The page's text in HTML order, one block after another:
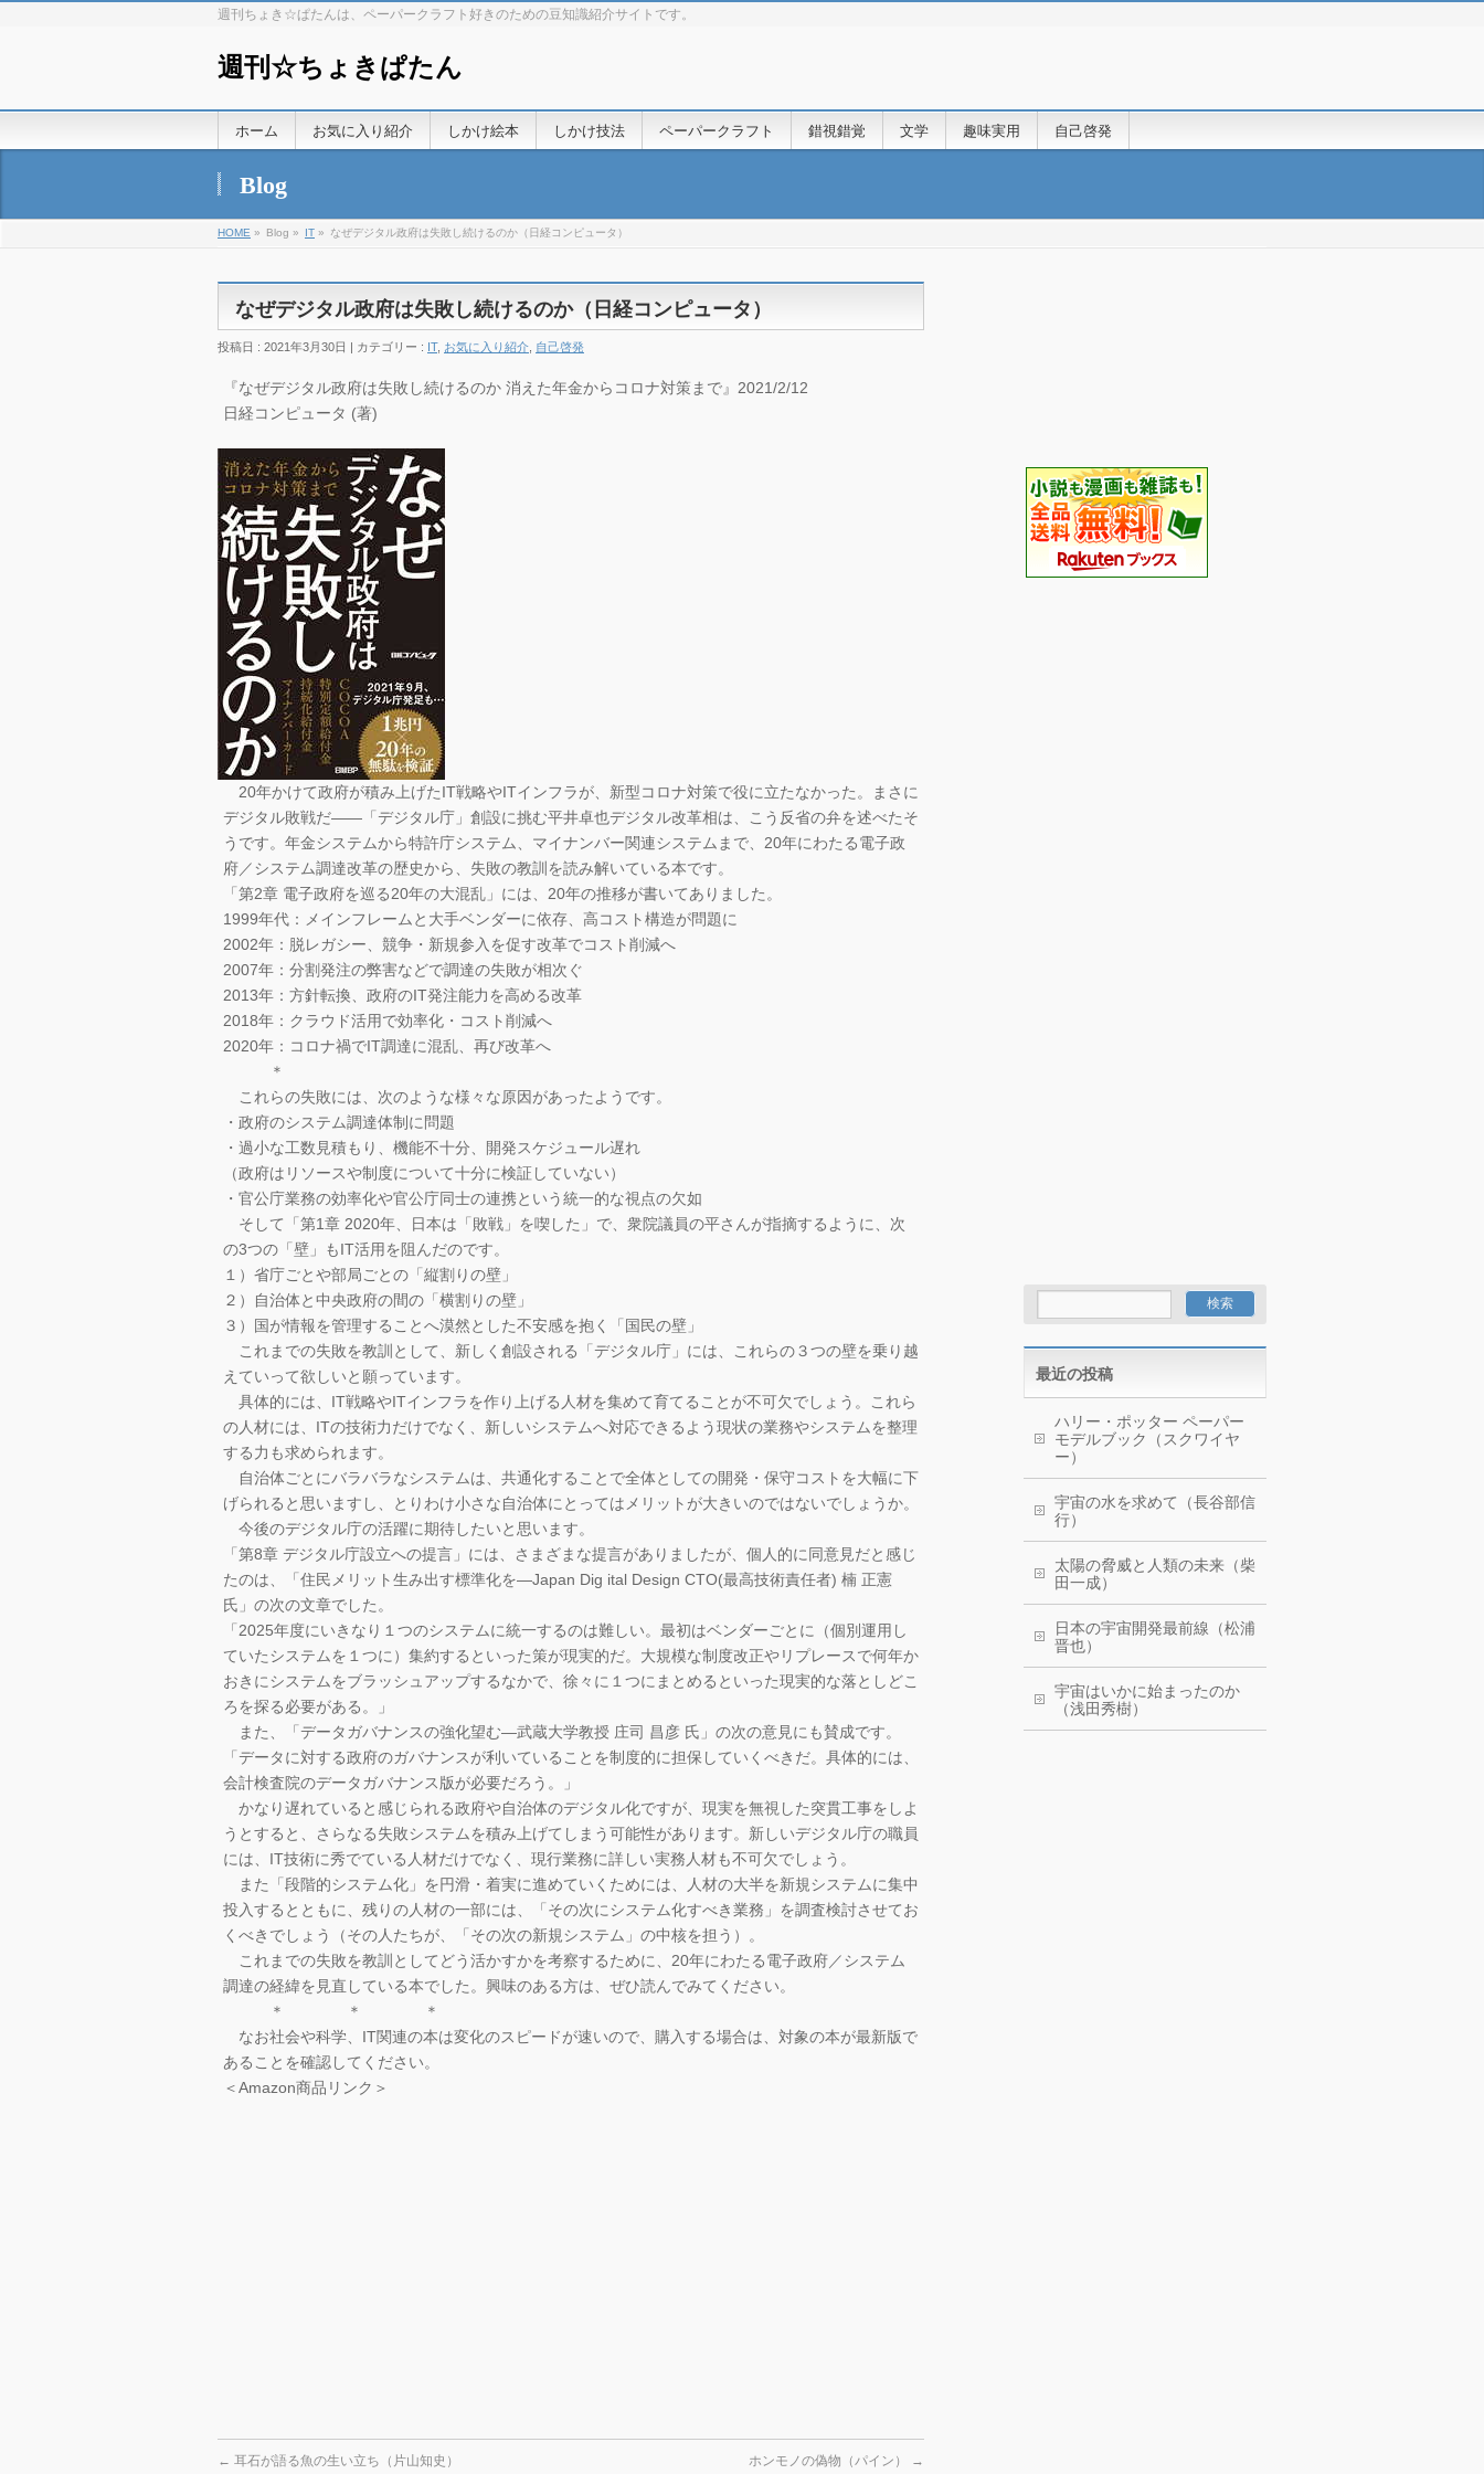
週刊ちょき☆ぱたんは、ペーパークラフト好きのための豆知識紹介サイトです。
週刊☆ちょきぱたん
ホーム お気に入り紹介 しかけ絵本 しかけ技法 ペーパークラフト 錯視錯覚 文学 趣味実用 自己啓発
Blog
HOME » Blog » IT » なぜデジタル政府は失敗し続けるのか（日経コンピュータ）
なぜデジタル政府は失敗し続けるのか（日経コンピュータ）
投稿日 : 2021年3月30日 | カテゴリー : IT, お気に入り紹介 自己啓発
『なぜデジタル政府は失敗し続けるのか 消えた年金からコロナ対策まで』2021/2/12
日経コンピュータ (著)
20年かけて政府が積み上げたIT戦略やITインフラが、新型コロナ対策で役に立たなかった。まさに
デジタル敗戦だ――「デジタル庁」創設に挑む平井卓也デジタル改革相は、こう反省の弁を述べたそ
うです。年金システムから特許庁システム、マイナンバー関連システムまで、20年にわたる電子政
府／システム調達改革の歴史から、失敗の教訓を読み解いている本です。
「第2章 電子政府を巡る20年の大混乱」には、20年の推移が書いてありました。
1999年代：メインフレームと大手ベンダーに依存、高コスト構造が問題に
2002年：脱レガシー、競争・新規参入を促す改革でコスト削減へ
2007年：分割発注の弊害などで調達の失敗が相次ぐ
2013年：方針転換、政府のIT発注能力を高める改革
2018年：クラウド活用で効率化・コスト削減へ
2020年：コロナ禍でIT調達に混乱、再び改革へ
＊
これらの失敗には、次のような様々な原因があったようです。
・政府のシステム調達体制に問題
・過小な工数見積もり、機能不十分、開発スケジュール遅れ
（政府はリソースや制度について十分に検証していない）
・官公庁業務の効率化や官公庁同士の連携という統一的な視点の欠如
そして「第1章 2020年、日本は「敗戦」を喫した」で、衆院議員の平さんが指摘するように、次
の3つの「壁」もIT活用を阻んだのです。
１）省庁ごとや部局ごとの「縦割りの壁」
２）自治体と中央政府の間の「横割りの壁」
３）国が情報を管理することへ漠然とした不安感を抱く「国民の壁」
これまでの失敗を教訓として、新しく創設される「デジタル庁」には、これらの３つの壁を乗り越
えていって欲しいと願っています。
具体的には、IT戦略やITインフラを作り上げる人材を集めて育てることが不可欠でしょう。これら
の人材には、ITの技術力だけでなく、新しいシステムへ対応できるよう現状の業務やシステムを整理
する力も求められます。
自治体ごとにバラバラなシステムは、共通化することで全体としての開発・保守コストを大幅に下
げられると思いますし、とりわけ小さな自治体にとってはメリットが大きいのではないでしょうか。
今後のデジタル庁の活躍に期待したいと思います。
「第8章 デジタル庁設立への提言」には、さまざまな提言がありましたが、個人的に同意見だと感じ
たのは、「住民メリット生み出す標準化を―Japan Dig ital Design CTO(最高技術責任者) 楠 正憲
氏」の次の文章でした。
「2025年度にいきなり１つのシステムに統一するのは難しい。最初はベンダーごとに（個別運用し
ていたシステムを１つに）集約するといった策が現実的だ。大規模な制度改正やリプレースで何年か
おきにシステムをブラッシュアップするなかで、徐々に１つにまとめるといった現実的な落としどこ
ろを探る必要がある。」
また、「データガバナンスの強化望む―武蔵大学教授 庄司 昌彦 氏」の次の意見にも賛成です。
「データに対する政府のガバナンスが利いていることを制度的に担保していくべきだ。具体的には、
会計検査院のデータガバナンス版が必要だろう。」
かなり遅れていると感じられる政府や自治体のデジタル化ですが、現実を無視した突貫工事をしよ
うとすると、さらなる失敗システムを積み上げてしまう可能性があります。新しいデジタル庁の職員
には、IT技術に秀でている人材だけでなく、現行業務に詳しい実務人材も不可欠でしょう。
また「段階的システム化」を円滑・着実に進めていくためには、人材の大半を新規システムに集中
投入するとともに、残りの人材の一部には、「その次にシステム化すべき業務」を調査検討させてお
くべきでしょう（その人たちが、「その次の新規システム」の中核を担う）。
これまでの失敗を教訓としてどう活かすかを考察するために、20年にわたる電子政府／システム
調達の経緯を見直している本でした。興味のある方は、ぜひ読んでみてください。
＊ ＊ ＊
なお社会や科学、IT関連の本は変化のスピードが速いので、購入する場合は、対象の本が最新版で
あることを確認してください。
＜Amazon商品リンク＞
← 耳石が語る魚の生い立ち（片山知史） ホンモノの偽物（パイン） →
最近の投稿
ハリー・ポッター ペーパー
モデルブック（スクワイヤ
ー）
宇宙の水を求めて（長谷部信
行）
太陽の脅威と人類の未来（柴
田一成）
日本の宇宙開発最前線（松浦
晋也）
宇宙はいかに始まったのか
（浅田秀樹）